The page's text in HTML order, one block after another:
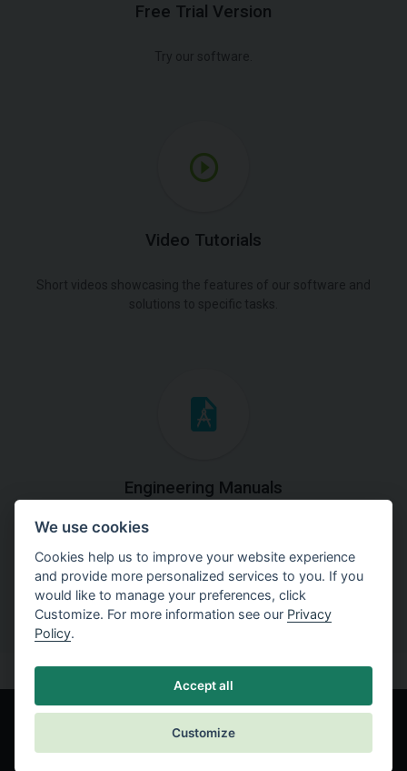
Free Trial Version
Try our software.
Video Tutorials
Short videos showcasing the features of our software and
solutions to specific tasks.
Engineering Manuals
Step by steps guides on how
to solve a specific tasks.
We use cookies
Cookies help us to improve your website experience
and provide more personalized services to you. If you
would like to manage your preferences, click
Customize. For more information see our Privacy
Policy.
Accept all
Customize